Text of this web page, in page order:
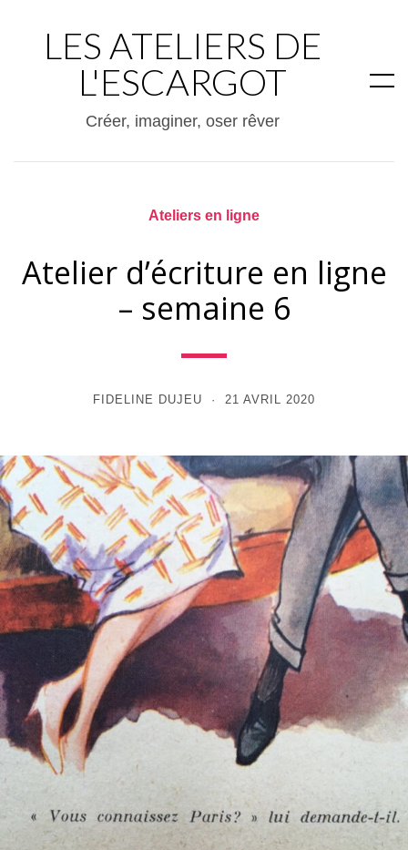
LES ATELIERS DE
L'ESCARGOT
Créer, imaginer, oser rêver
Ateliers en ligne
Atelier d’écriture en ligne
– semaine 6
FIDELINE DUJEU 21 AVRIL 2020